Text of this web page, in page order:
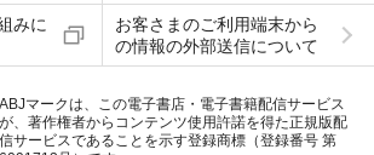
みに
お客さまのご利用端末から
の情報の外部送信について
ABJマークは、この電子書店・電子書籍配信サービス
が、著作権者からコンテンツ使用許諾を得た正規版配
信サービスであることを示す登録商標（登録番号 第